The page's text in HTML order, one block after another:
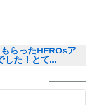
らったHEROsア
した！とて...